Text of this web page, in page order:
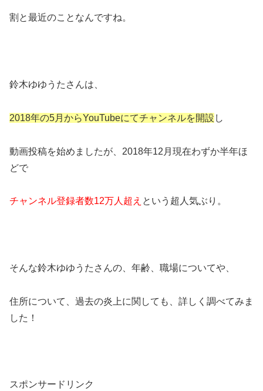
割と最近のことなんですね。
鈴木ゆゆうたさんは、
2018年の5月からYouTubeにてチャンネルを開設 し
動画投稿を始めましたが、2018年12月現在わずか半年ほ
どで
チャンネル登録者数12万人超え という超人気ぶり。
そんな鈴木ゆゆうたさんの、年齢、職場についてや、
住所について、過去の炎上に関しても、詳しく調べてみま
した！
スポンサードリンク